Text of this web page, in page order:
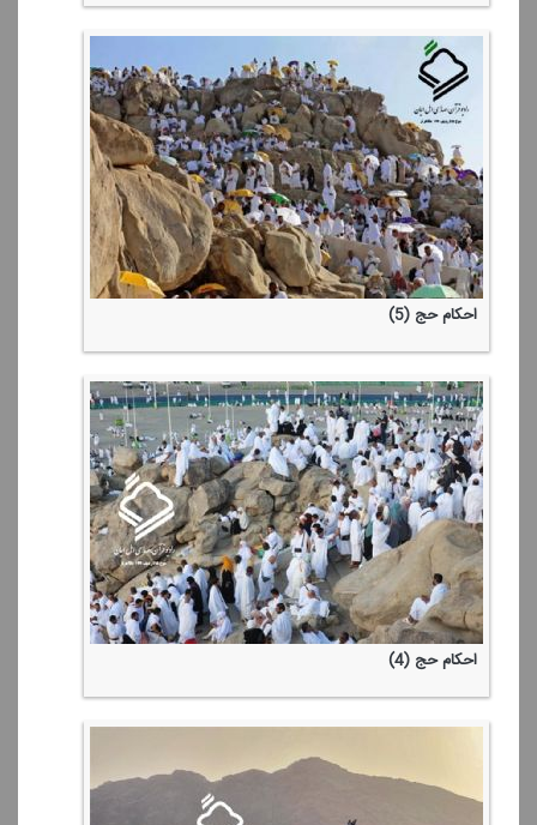
احكام حج (5)
احكام حج (4)